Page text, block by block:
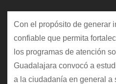
Con el propósito de generar
confiable que permita
los programas de atención
Guadalajara convocó a
a la ciudadanía en general a